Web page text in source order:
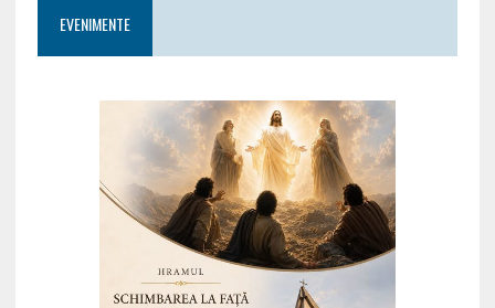
EVENIMENTE